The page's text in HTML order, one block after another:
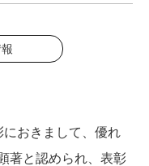
おきまして、優れ
著と認められ、表彰